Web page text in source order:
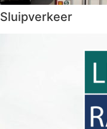
Sluipverkeer